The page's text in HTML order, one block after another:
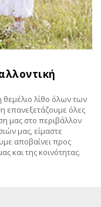
θεμέλιο λίθο όλων των
επανεξετάζουμε όλες
μας στο περιβάλλον
μας, είμαστε
αποβαίνει προς
και της κοινότητας.